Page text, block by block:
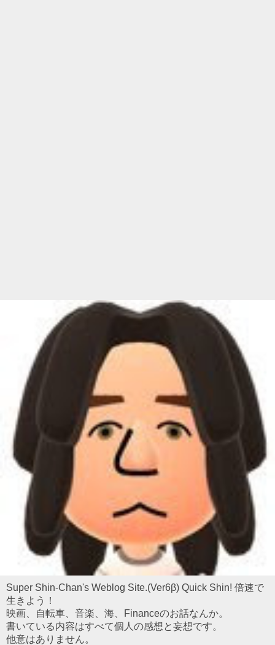
Super Shin-Chan's Weblog Site.(Ver6β) Quick Shin! 倍速で
生きよう！
映画、自転車、音楽、海、Financeのお話なんか。
書いている内容はすべて個人の感想と妄想です。
他意はありません。